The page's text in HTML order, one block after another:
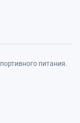
питания.